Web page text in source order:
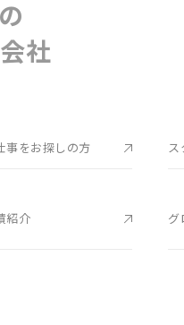
社
事をお探しの方 ス
紹介 グ